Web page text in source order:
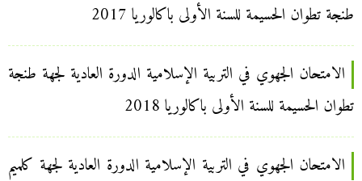
طنجة تطوان الحسيمة للسنة الأولى باكالوريا 2017
الامتحان الجهوي في التربية الإسلامية الدورة العادية لجهة طنجة
تطوان الحسيمة للسنة الأولى باكالوريا 2018
الامتحان الجهوي في التربية الإسلامية الدورة العادية لجهة كلميم